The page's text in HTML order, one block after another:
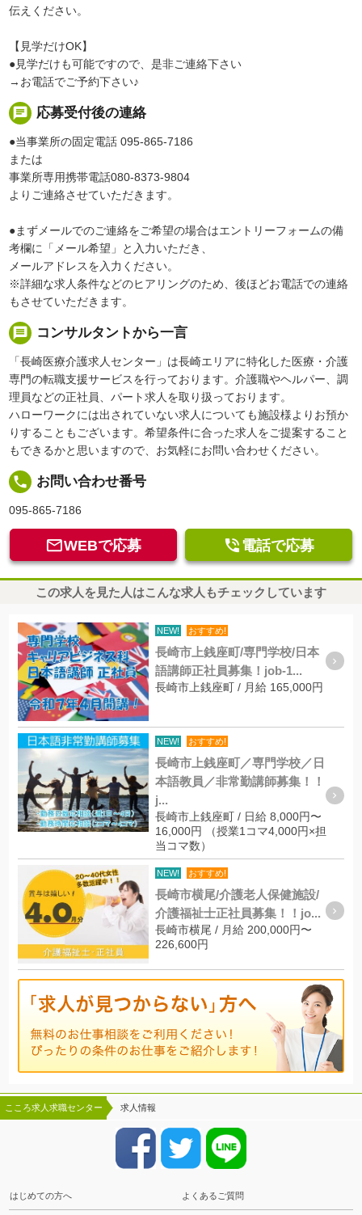
伝えください。
【見学だけOK】
●見学だけも可能ですので、是非ご連絡下さい
→お電話でご予約下さい♪
chat 応募受付後の連絡
●当事業所の固定電話 095-865-7186
または
事業所専用携帯電話080-8373-9804
よりご連絡させていただきます。
●まずメールでのご連絡をご希望の場合はエントリーフォームの備
考欄に「メール希望」と入力いただき、
メールアドレスを入力ください。
※詳細な求人条件などのヒアリングのため、後ほどお電話での連絡
もさせていただきます。
message コンサルタントから一言
「長崎医療介護求人センター」は長崎エリアに特化した医療・介護
専門の転職支援サービスを行っております。介護職やヘルパー、調
理員などの正社員、パート求人を取り扱っております。
ハローワークには出されていない求人についても施設様よりお預か
りすることもございます。希望条件に合った求人をご提案すること
もできるかと思いますので、お気軽にお問い合わせください。
local_phone お問い合わせ番号
095-865-7186
WEBで応募  電話で応募
この求人を見た人はこんな求人もチェックしています
NEW! おすすめ!
長崎市上銭座町/専門学校/日本
語講師正社員募集！job-1...
長崎市上銭座町 / 月給 165,000円
NEW! おすすめ!
長崎市上銭座町／専門学校／日
本語教員／非常勤講師募集！！
j...
長崎市上銭座町 / 日給 8,000円〜
16,000円 （授業1コマ4,000円×担
当コマ数）
NEW! おすすめ!
長崎市横尾/介護老人保健施設/
介護福祉士正社員募集！！jo...
長崎市横尾 / 月給 200,000円〜
226,600円
こころ求人求職センター 求人情報
はじめての方へ よくあるご質問